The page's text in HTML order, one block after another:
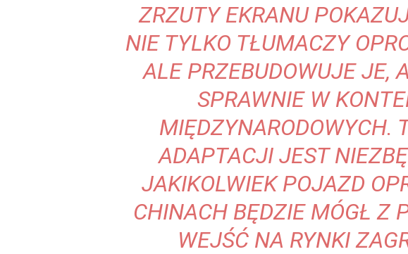
ZRZUTY EKRANU
NIE TYLKO TŁUMACZY
ALE PRZEBUDOWUJE JE,
SPRAWNIE W
MIĘDZYNARODOWYCH.
ADAPTACJI JEST
JAKIKOLWIEK POJAZD
CHINACH BĘDZIE MÓGŁ Z
WEJŚĆ NA RYNKI